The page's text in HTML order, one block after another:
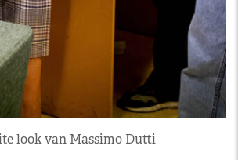
look van Massimo Dutti